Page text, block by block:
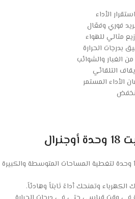
الأداء
مثالي للهواء
بدرجات الحرارة
الغبار والشوائب
التلقائي
الأداء المستمر
قدرة تبريد قوية تصل إلى 18,000 وحدة لتغطية المساحات المتوسطة والكبيرة
الكهرباء وتمنحك أداءً ثابتاً وهادئاً.